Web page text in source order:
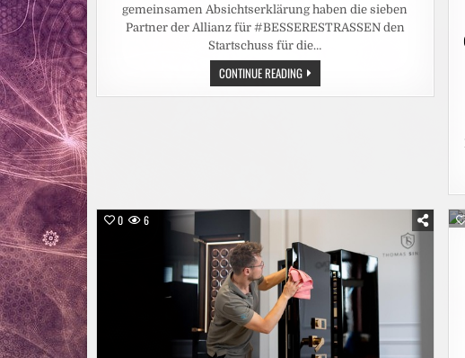
gemeinsamen Absichtserklärung haben die sieben
Partner der Allianz für #BESSERESTRASSEN den
Startschuss für die…
CONTINUE READINGMIT
VEREINTEN
KRÄFTEN
0 6